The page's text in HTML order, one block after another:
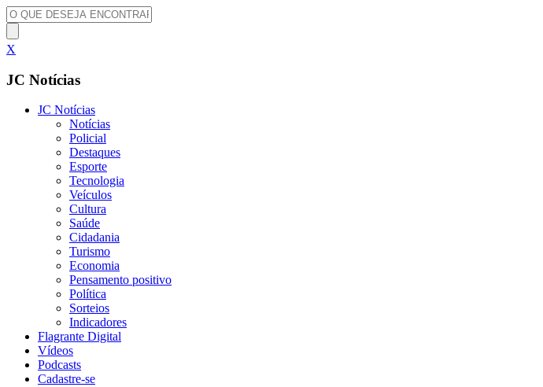
X
JC Notícias
JC Notícias
Notícias
Policial
Destaques
Esporte
Tecnologia
Veículos
Cultura
Saúde
Cidadania
Turismo
Economia
Pensamento positivo
Política
Sorteios
Indicadores
Flagrante Digital
Vídeos
Podcasts
Cadastre-se